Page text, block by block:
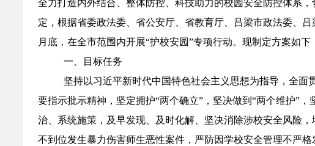
全力打造内外结合、整体防控、科技助力的校园安全防控体系
定，根据省委政法委、省公安厅、省教育厅、吕梁市政法委、
月底，在全市范围内开展“护校安园”专项行动。现制定方案如下
一、目标任务
坚持以习近平新时代中国特色社会主义思想为指导，全
要指示批示精神，坚定拥护“两个确立”，坚决做到“两个维护”
治、系统施策，及早发现、及时化解、坚决消除涉校安全风险
不到位发生暴力伤害师生恶性案件，严防因学校安全管理不严